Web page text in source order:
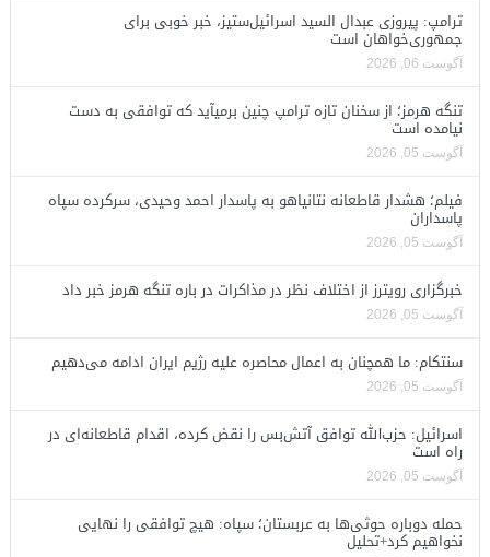
ترامپ: پیروزی عبدال السید اسرائیل‌ستیز، خبر خوبی برای
جمهوری‌خواهان است
آگوست 06, 2026
تنگه هرمز؛ از سخنان تازه ترامپ چنین برمیآید که توافقی به دست
نیامده است
آگوست 05, 2026
فیلم؛ هشدار قاطعانه نتانیاهو به پاسدار احمد وحیدی، سرکرده سپاه
پاسداران
آگوست 05, 2026
خبرگزاری رویترز از اختلاف نظر در مذاکرات در باره تنگه هرمز خبر داد
آگوست 05, 2026
سنتکام: ما همچنان به اعمال محاصره علیه رژیم ایران ادامه می‌دهیم
آگوست 05, 2026
اسرائیل: حزب‌الله توافق آتش‌بس را نقض کرده، اقدام قاطعانه‌ای در
راه است
آگوست 05, 2026
حمله دوباره حوثی‌ها به عربستان؛ سپاه: هیچ توافقی را نهایی
نخواهیم کرد+تحلیل